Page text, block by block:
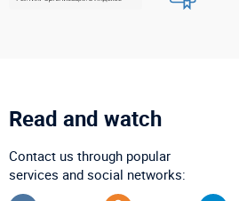
Read and watch
Contact us through popular
services and social networks: